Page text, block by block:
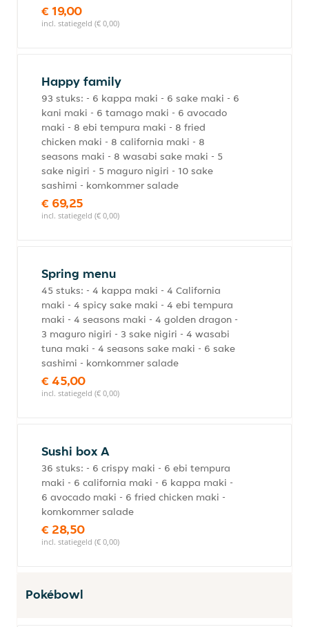
€ 19,00
incl. statiegeld (€ 0,00)
Happy family
93 stuks: - 6 kappa maki - 6 sake maki - 6
kani maki - 6 tamago maki - 6 avocado
maki - 8 ebi tempura maki - 8 fried
chicken maki - 8 california maki - 8
seasons maki - 8 wasabi sake maki - 5
sake nigiri - 5 maguro nigiri - 10 sake
sashimi - komkommer salade
€ 69,25
incl. statiegeld (€ 0,00)
Spring menu
45 stuks: - 4 kappa maki - 4 California
maki - 4 spicy sake maki - 4 ebi tempura
maki - 4 seasons maki - 4 golden dragon -
3 maguro nigiri - 3 sake nigiri - 4 wasabi
tuna maki - 4 seasons sake maki - 6 sake
sashimi - komkommer salade
€ 45,00
incl. statiegeld (€ 0,00)
Sushi box A
36 stuks: - 6 crispy maki - 6 ebi tempura
maki - 6 california maki - 6 kappa maki -
6 avocado maki - 6 fried chicken maki -
komkommer salade
€ 28,50
incl. statiegeld (€ 0,00)
Pokébowl